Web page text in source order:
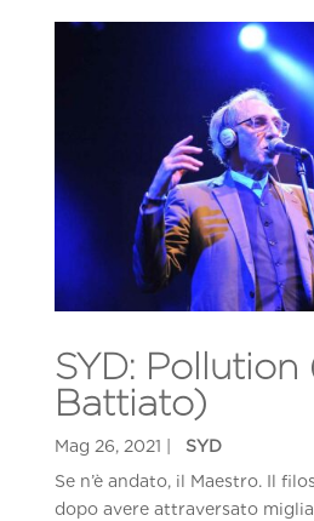
SYD: Pollution
Battiato)
Se n’è andato, il Maestro. Il
dopo avere attraversato